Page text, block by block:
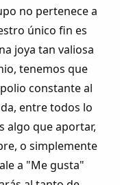
no pertenece a
único fin es
joya tan valiosa
tenemos que
constante al
entre todos lo
algo que aportar,
o simplemente
a "Me gusta"